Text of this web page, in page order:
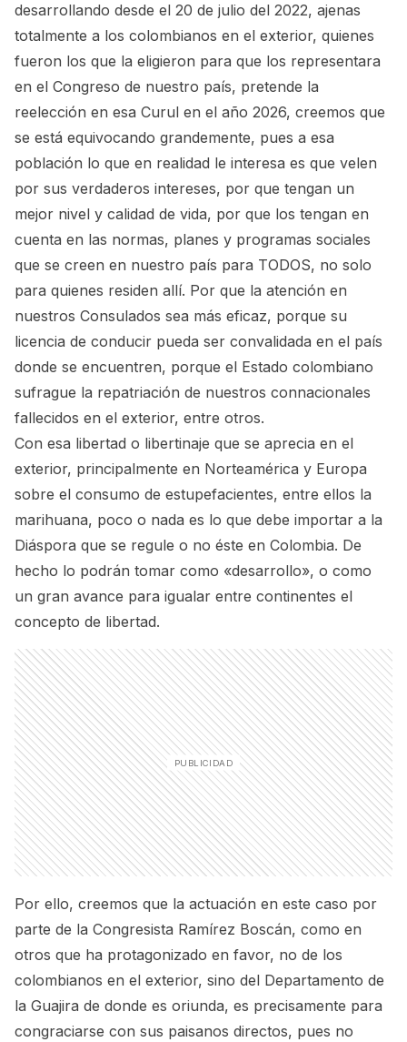
desarrollando desde el 20 de julio del 2022, ajenas
totalmente a los colombianos en el exterior, quienes
fueron los que la eligieron para que los representara
en el Congreso de nuestro país, pretende la
reelección en esa Curul en el año 2026, creemos que
se está equivocando grandemente, pues a esa
población lo que en realidad le interesa es que velen
por sus verdaderos intereses, por que tengan un
mejor nivel y calidad de vida, por que los tengan en
cuenta en las normas, planes y programas sociales
que se creen en nuestro país para TODOS, no solo
para quienes residen allí. Por que la atención en
nuestros Consulados sea más eficaz, porque su
licencia de conducir pueda ser convalidada en el país
donde se encuentren, porque el Estado colombiano
sufrague la repatriación de nuestros connacionales
fallecidos en el exterior, entre otros.
Con esa libertad o libertinaje que se aprecia en el
exterior, principalmente en Norteamérica y Europa
sobre el consumo de estupefacientes, entre ellos la
marihuana, poco o nada es lo que debe importar a la
Diáspora que se regule o no éste en Colombia. De
hecho lo podrán tomar como «desarrollo», o como
un gran avance para igualar entre continentes el
concepto de libertad.
Por ello, creemos que la actuación en este caso por
parte de la Congresista Ramírez Boscán, como en
otros que ha protagonizado en favor, no de los
colombianos en el exterior, sino del Departamento de
la Guajira de donde es oriunda, es precisamente para
congraciarse con sus paisanos directos, pues no